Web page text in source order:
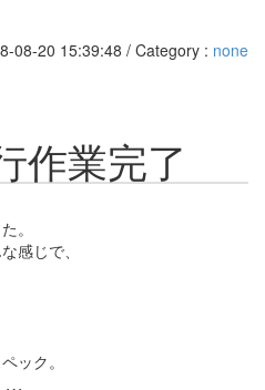
08-20 15:39:48 / Category : none
作業完了
。
感じで、
ック。